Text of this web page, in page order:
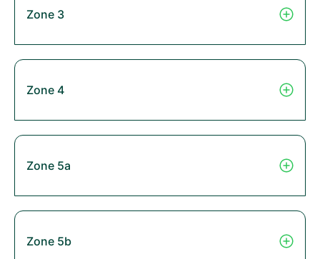
Zone 3
Zone 4
Zone 5a
Zone 5b